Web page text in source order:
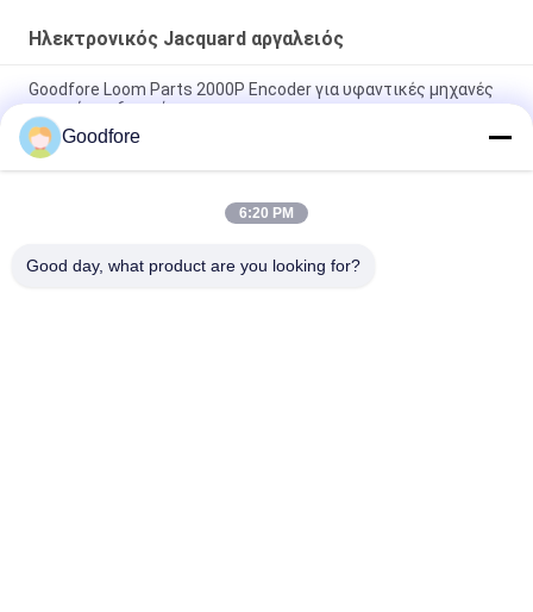
Ηλεκτρονικός Jacquard αργαλειός
Goodfore Loom Parts 2000P Encoder για υφαντικές μηχανές
με εγγύηση 6 μηνών
JC5 Jacquard Loom LCD Οθόνη αφής Αντικατάσταση Υψηλής
Ποιότητας, Καλή Τιμή
Vamatex P1001ES Membrane Μηχανή Χαλιών Ανταλλακτικό
Goodfore
6:20 PM
Good day, what product are you looking for?